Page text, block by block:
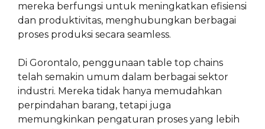
mereka berfungsi untuk meningkatkan efisiensi
dan produktivitas, menghubungkan berbagai
proses produksi secara seamless.
Di Gorontalo, penggunaan table top chains
telah semakin umum dalam berbagai sektor
industri. Mereka tidak hanya memudahkan
perpindahan barang, tetapi juga
memungkinkan pengaturan proses yang lebih